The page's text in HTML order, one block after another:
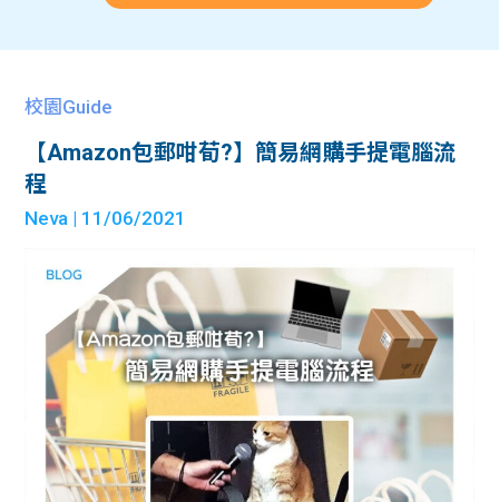
校園Guide
【Amazon包郵咁荀?】簡易網購手提電腦流
程
Neva | 11/06/2021